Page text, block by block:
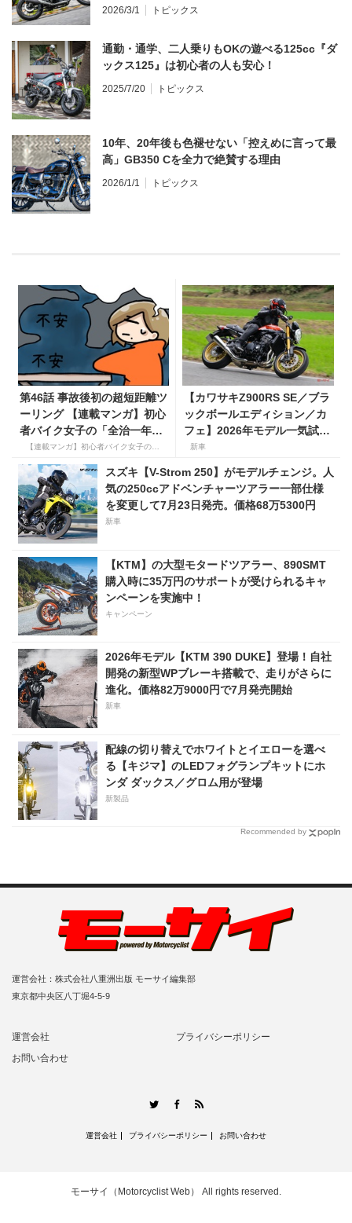
ンプレ・レビュー 前編】
2026/3/1 トピックス
通勤・通学、二人乗りもOKの遊べる125cc『ダ
ックス125』は初心者の人も安心！
2025/7/20 トピックス
10年、20年後も色褪せない「控えめに言って最
高」GB350 Cを全力で絶賛する理由
2026/1/1 トピックス
第46話 事故後初の超短距離ツ
ーリング 【連載マンガ】初心
者バイク女子の「全治一年」
から始める起死回生日記
【カワサキZ900RS SE／ブラ
ックボールエディション／カ
フェ】2026年モデル一気試
乗。人気の国産ネオレトロモ
デルが扱いやすく上質に進
化！
新車
スズキ【V-Strom 250】がモデルチェンジ。人
気の250ccアドベンチャーツアラー一部仕様
を変更して7月23日発売。価格68万5300円
新車
【KTM】の大型モタードツアラー、890SMT
購入時に35万円のサポートが受けられるキャ
ンペーンを実施中！
キャンペーン
2026年モデル【KTM 390 DUKE】登場！自社
開発の新型WPブレーキ搭載で、走りがさらに
進化。価格82万9000円で7月発売開始
新車
配線の切り替えでホワイトとイエローを選べ
る【キジマ】のLEDフォグランプキットにホ
ンダ ダックス／グロム用が登場
新製品
Recommended by
運営会社：株式会社八重洲出版 モーサイ編集部
東京都中央区八丁堀4-5-9
運営会社
プライバシーポリシー
お問い合わせ
TwitterFacebook
運営会社 プライバシーポリシー お問い合わせ
モーサイ（Motorcyclist Web） All rights reserved.